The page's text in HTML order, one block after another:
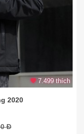
7.499 thích
2020
Đ